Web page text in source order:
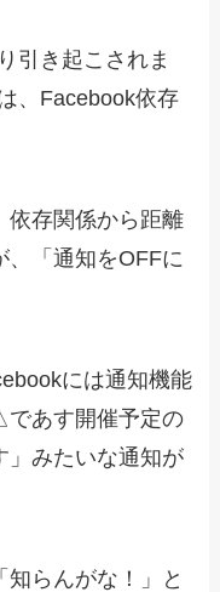
引き起こされま
、Facebook依存
依存関係から距離
、「通知をOFFに
には通知機能
あす開催予定の
みたいな通知が
知らんがな！」と